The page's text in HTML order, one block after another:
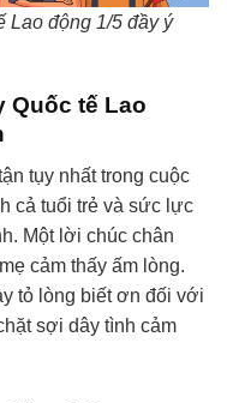
Lao động 1/5 đầy ý
Quốc tế Lao
tụy nhất trong cuộc
cả tuổi trẻ và sức lực
Một lời chúc chân
cảm thấy ấm lòng.
tỏ lòng biết ơn đối với
sợi dây tình cảm